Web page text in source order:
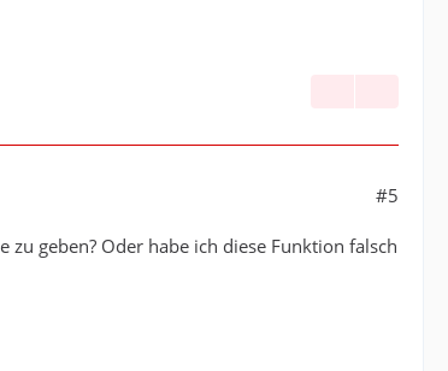
#5
geben? Oder habe ich diese Funktion falsch